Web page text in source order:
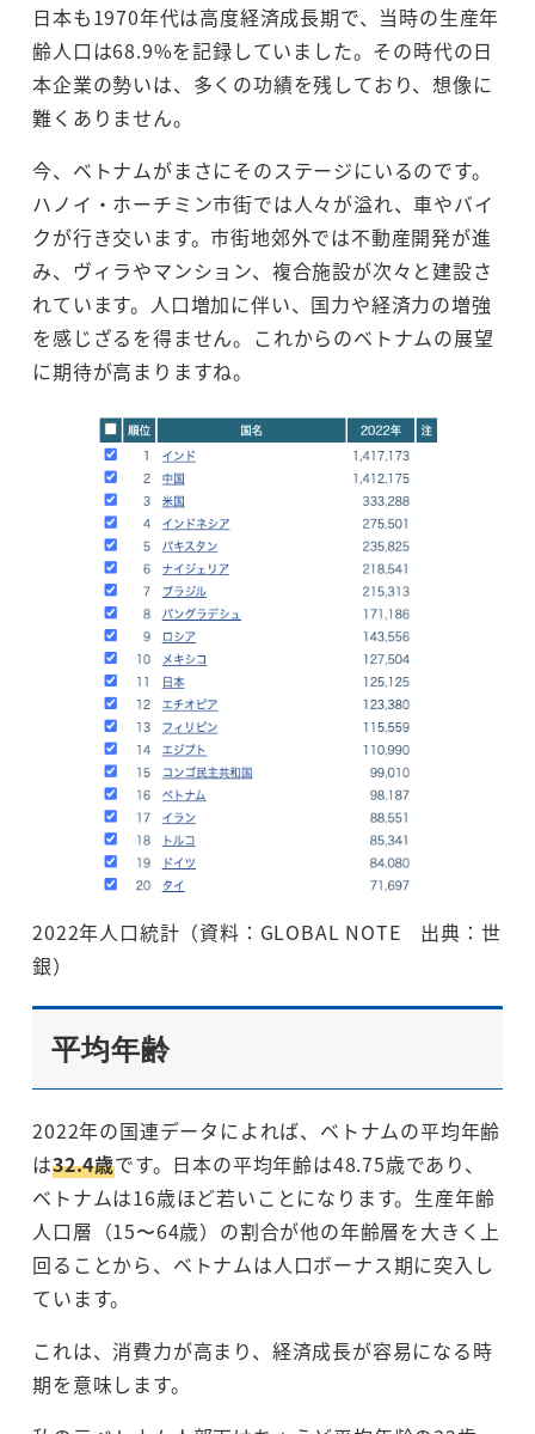
日本も1970年代は高度経済成長期で、当時の生産年
齢人口は68.9%を記録していました。その時代の日
本企業の勢いは、多くの功績を残しており、想像に
難くありません。
今、ベトナムがまさにそのステージにいるのです。
ハノイ・ホーチミン市街では人々が溢れ、車やバイ
クが行き交います。市街地郊外では不動産開発が進
み、ヴィラやマンション、複合施設が次々と建設さ
れています。人口増加に伴い、国力や経済力の増強
を感じざるを得ません。これからのベトナムの展望
に期待が高まりますね。
2022年人口統計（資料：GLOBAL NOTE 出典：世
銀）
平均年齢
2022年の国連データによれば、ベトナムの平均年齢
は32.4歳です。日本の平均年齢は48.75歳であり、
ベトナムは16歳ほど若いことになります。生産年齢
人口層（15〜64歳）の割合が他の年齢層を大きく上
回ることから、ベトナムは人口ボーナス期に突入し
ています。
これは、消費力が高まり、経済成長が容易になる時
期を意味します。